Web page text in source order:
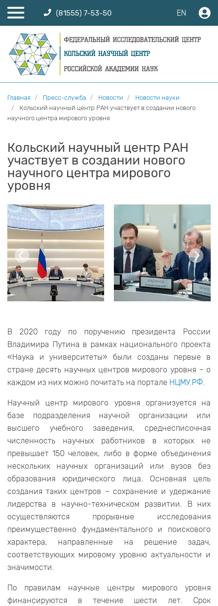
(81555) 7-53-50 EN
Главная Пресс-служба Новости
Новости науки
Кольский научный центр РАН участвует в создании нового
научного центра мирового уровня
Кольский научный центр РАН
участвует в создании нового
научного центра мирового
уровня
В 2020 году по поручению президента России
Владимира Путина в рамках национального проекта
«Наука и университеты» были созданы первые в
стране десять научных центров мирового уровня – о
каждом из них можно почитать на портале НЦМУ.РФ.
Научный центр мирового уровня организуется на
базе подразделения научной организации или
высшего учебного заведения, среднесписочная
численность научных работников в которых не
превышает 150 человек, либо в форме объединения
нескольких научных организаций или вузов без
образования юридического лица. Основная цель
создания таких центров – сохранение и удержание
лидерства в научно-техническом развитии. В них
осуществляются прорывные исследования
преимущественно фундаментального и поискового
характера, направленные на решение задач,
соответствующих мировому уровню актуальности и
значимости.
По правилам научные центры мирового уровня
финансируются в течение шести лет. Срок